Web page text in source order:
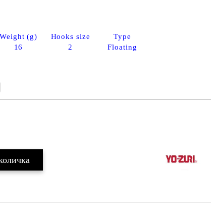
Weight (g) Hooks size
Type
16 2 Floating